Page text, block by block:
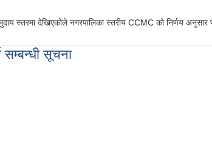
स्तरमा देखिएकोले नगरपालिका स्तरीय CCMC को निर्णय अनुसार
सम्बन्धी सूचना